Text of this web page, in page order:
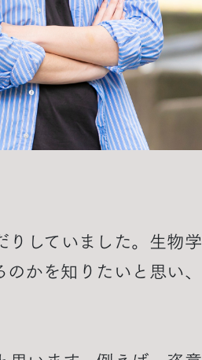
していました。生物学
かを知りたいと思い、